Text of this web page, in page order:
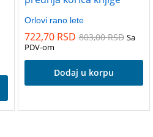
Orlovi rano lete
722,70 RSD 803,00RSD Sa
PDV-om
Dodaj u korpu